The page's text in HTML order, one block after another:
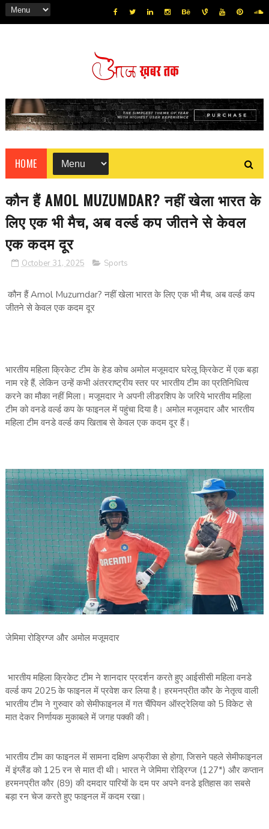
HOME
कौन हैं AMOL MUZUMDAR? नहीं खेला भारत के
लिए एक भी मैच, अब वर्ल्‍ड कप जीतने से केवल
एक कदम दूर
October 31, 2025 Sports
कौन हैं Amol Muzumdar? नहीं खेला भारत के लिए एक भी मैच, अब वर्ल्‍ड कप
जीतने से केवल एक कदम दूर
भारतीय महिला क्रिकेट टीम के हेड कोच अमोल मजूमदार घरेलू क्रिकेट में एक बड़ा
नाम रहे हैं, लेकिन उन्‍हें कभी अंतरराष्‍ट्रीय स्‍तर पर भारतीय टीम का प्रतिनिधित्‍व
करने का मौका नहीं मिला। मजूमदार ने अपनी लीडरशिप के जरिये भारतीय महिला
टीम को वनडे वर्ल्‍ड कप के फाइनल में पहुंचा दिया है। अमोल मजूमदार और भारतीय
महिला टीम वनडे वर्ल्‍ड कप खिताब से केवल एक कदम दूर हैं।
जेमिमा रोड्रिग्‍ज और अमोल मजूमदार
भारतीय महिला क्रिकेट टीम ने शानदार प्रदर्शन करते हुए आईसीसी महिला वनडे
वर्ल्‍ड कप 2025 के फाइनल में प्रवेश कर लिया है। हरमनप्रीत कौर के नेतृत्‍व वाली
भारतीय टीम ने गुरुवार को सेमीफाइनल में गत चैंपियन ऑस्‍ट्रेलिया को 5 विकेट से
मात देकर निर्णायक मुकाबले में जगह पक्‍की की।
भारतीय टीम का फाइनल में सामना दक्षिण अफ्रीका से होगा, जिसने पहले सेमीफाइनल
में इंग्‍लैंड को 125 रन से मात दी थी। भारत ने जेमिमा रोड्रिग्‍ज (127*) और कप्‍तान
हरमनप्रीत कौर (89) की दमदार पारियों के दम पर अपने वनडे इतिहास का सबसे
बड़ा रन चेज करते हुए फाइनल में कदम रखा।